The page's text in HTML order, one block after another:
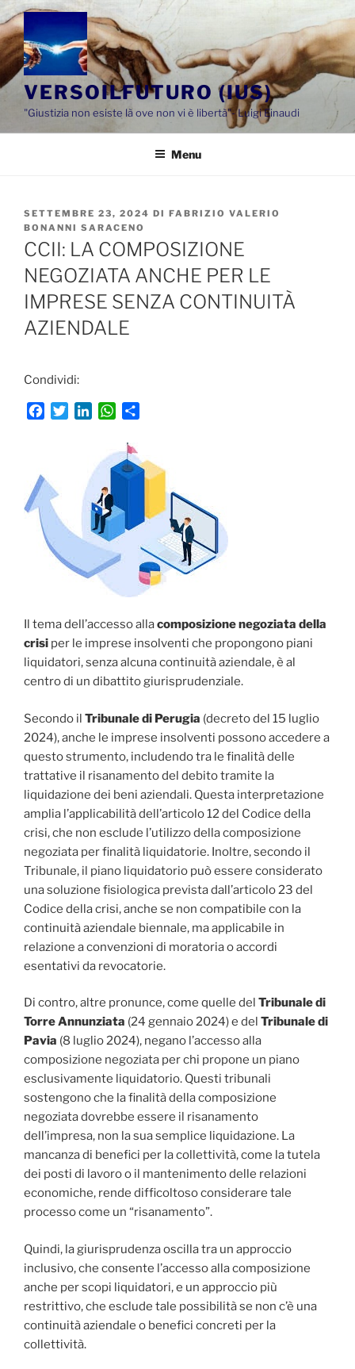
Salta
al
contenuto
VERSOILFUTURO (IUS)
"Giustizia non esiste là ove non vi è libertà"- Luigi Einaudi
Menu
PUBBLICATO
IL
SETTEMBRE 23, 2024 DI FABRIZIO VALERIO
BONANNI SARACENO
CCII: LA COMPOSIZIONE
NEGOZIATA ANCHE PER LE
IMPRESE SENZA CONTINUITÀ
AZIENDALE
Condividi:
b
o
k
k
d
I
n
W
t
p
p
d
i
Il tema dell’accesso allacomposizione negoziata della
crisi per le imprese insolventi che propongono piani
liquidatori, senza alcuna continuità aziendale, è al
centro di un dibattito giurisprudenziale.
Secondo il Tribunale di Perugia (decreto del 15 luglio
2024), anche le imprese insolventi possono accedere a
questo strumento, includendo tra le finalità delle
trattative il risanamento del debito tramite la
liquidazione dei beni aziendali. Questa interpretazione
amplia l’applicabilità dell’articolo 12 del Codice della
crisi, che non esclude l’utilizzo della composizione
negoziata per finalità liquidatorie. Inoltre, secondo il
Tribunale, il piano liquidatorio può essere considerato
una soluzione fisiologica prevista dall’articolo 23 del
Codice della crisi, anche se non compatibile con la
continuità aziendale biennale, ma applicabile in
relazione a convenzioni di moratoria o accordi
esentativi da revocatorie.
Di contro, altre pronunce, come quelle del Tribunale di
Torre Annunziata (24 gennaio 2024) e del Tribunale di
Pavia (8 luglio 2024), negano l’accesso alla
composizione negoziata per chi propone un piano
esclusivamente liquidatorio. Questi tribunali
sostengono che la finalità della composizione
negoziata dovrebbe essere il risanamento
dell’impresa, non la sua semplice liquidazione. La
mancanza di benefici per la collettività, come la tutela
dei posti di lavoro o il mantenimento delle relazioni
economiche, rende difficoltoso considerare tale
processo come un “risanamento”.
Quindi, la giurisprudenza oscilla tra un approccio
inclusivo, che consente l’accesso alla composizione
anche per scopi liquidatori, e un approccio più
restrittivo, che esclude tale possibilità se non c’è una
continuità aziendale o benefici concreti per la
collettività.